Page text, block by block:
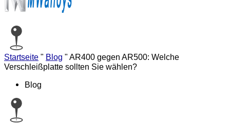
Startseite " Blog " AR400 gegen AR500: Welche
Verschleißplatte sollten Sie wählen?
Blog